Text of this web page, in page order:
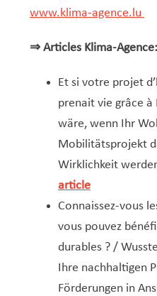
www.klima-agence.lu
⇒ Articles Klima-Agence:
Et si votre projet
prenait vie grâce à
wäre, wenn Ihr
Mobilitätsprojekt
Wirklichkeit
article
Connaissez-vous
vous pouvez
durables ? /
Ihre nachhaltigen
Förderungen in